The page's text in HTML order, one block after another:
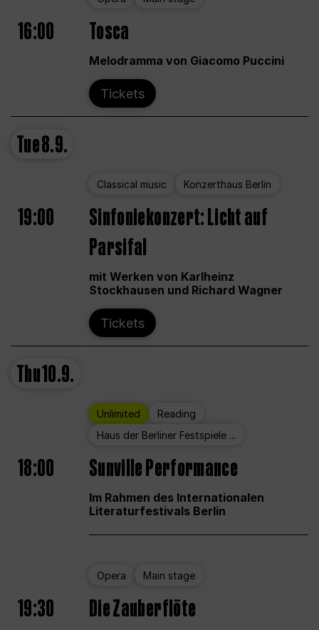
16:00 Tosca
Melodramma von Giacomo Puccini
Tickets
Tue8.9.
Classical music Konzerthaus Berlin
19:00
Sinfoniekonzert: Licht auf
Parsifal
mit Werken von Karlheinz
Stockhausen und Richard Wagner
Tickets
Thu10.9.
Unlimited
Reading
Haus der Berliner Festspiele ...
18:00 Sunville Performance
Im Rahmen des Internationalen
Literaturfestivals Berlin
Opera Main stage
19:30 Die Zauberflöte